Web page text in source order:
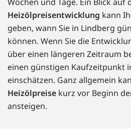
Heizölpreisentwicklung kann
geben, wann Sie in Lindberg
können. Wenn Sie die
über einen längeren Zeitraum
einen günstigen Kaufzeitpunkt
einschätzen. Ganz allgemein
Heizölpreise kurz vor Beginn
ansteigen.